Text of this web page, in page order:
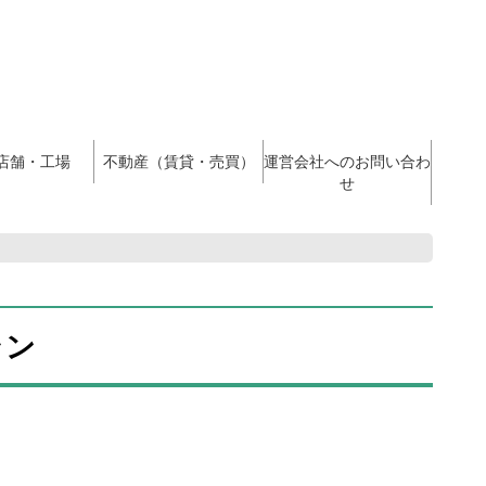
舗・工場 不動産（賃貸・売買）
運営会社へのお問い合わ
せ